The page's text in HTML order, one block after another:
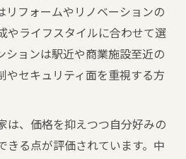
リフォームやリノベーションの
やライフスタイルに合わせて選
ションは駅近や商業施設至近の
やセキュリティ面を重視する方
は、価格を抑えつつ自分好みの
きる点が評価されています。中